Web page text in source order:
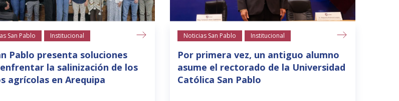
San Pablo Institucional
Pablo presenta soluciones
la salinización de los
agrícolas en Arequipa
Noticias San Pablo Institucional
Por primera vez, un antiguo alumno
asume el rectorado de la Universidad
Católica San Pablo